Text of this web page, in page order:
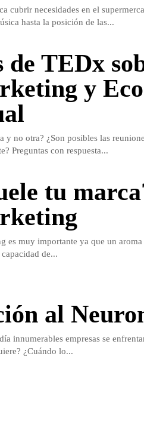
cubrir necesidades en el
hasta la posición de las...
de TEDx
y
y no otra? ¿Son posibles las
Preguntas con respuesta...
tu
es muy importante ya que un
de...
al
innumerables empresas se
¿Cuándo lo...